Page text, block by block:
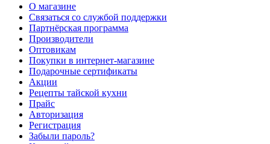
О магазине
Связаться со службой поддержки
Партнёрская программа
Производители
Оптовикам
Покупки в интернет-магазине
Подарочные сертификаты
Акции
Рецепты тайской кухни
Прайс
Авторизация
Регистрация
Забыли пароль?